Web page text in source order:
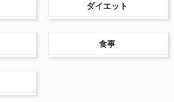
ダイエット
食事